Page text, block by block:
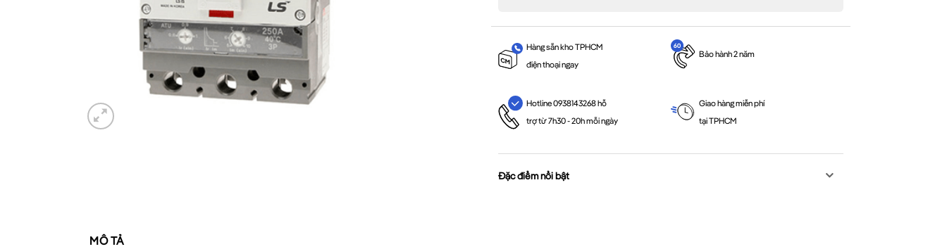
Hàng sẵn kho TPHCM
điện thoại ngay
Bảo hành 2 năm
Hotline 0938143268 hỗ
trợ từ 7h30 - 20h mỗi ngày
Giao hàng miễn phí
tại TPHCM
Đặc điểm nổi bật
MÔ TẢ